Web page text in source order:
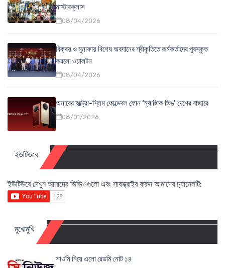
মাস্টারক্লাস
08/04/2026
বিক্রয় ও মুনাফায় বিশেষ অবদানের স্বীকৃতিতে কর্মকর্তাদের পুরস্কৃত
করলো ওয়ালটন
08/04/2026
অনারের আল্ট্রা-স্লিম ফোল্ডেবল ফোন ‘ম্যাজিক ভি৬’ দেশের বাজারে
08/01/2026
ইউটিউবে
ইউটিউবে দেখুন আমাদের ভিডিওগুলো এবং সাবস্ক্রাইব করুন আমাদের চ্যানেলটি:
মুখোমুখি
শাওমি নিয়ে এলো রেডমি নোট ১৪